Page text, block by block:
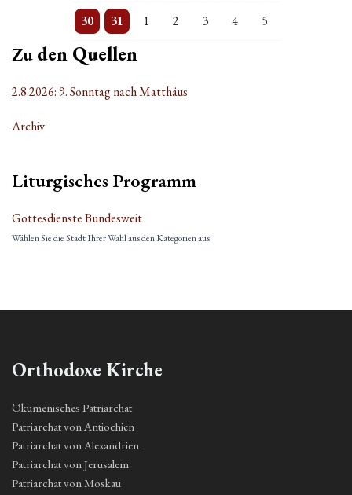
30
3 Veranstaltungen
31
Einzelne Veranstaltung
1
Einzelne Veranstaltung
2
Einzelne Veranstaltung
3
Einzelne Veranstaltung
4
Einzelne Veranstaltung
5
Einzelne Veranstaltung
Zuden Quellen
2.8.2026: 9. Sonntag nach Matthäus
Archiv
Liturgisches Programm
Gottesdienste Bundesweit
Wählen Sie die Stadt Ihrer Wahl aus den Kategorien aus!
Orthodoxe Kirche
Ökumenisches Patriarchat
Patriarchat von Antiochien
Patriarchat von Alexandrien
Patriarchat von Jerusalem
Patriarchat von Moskau